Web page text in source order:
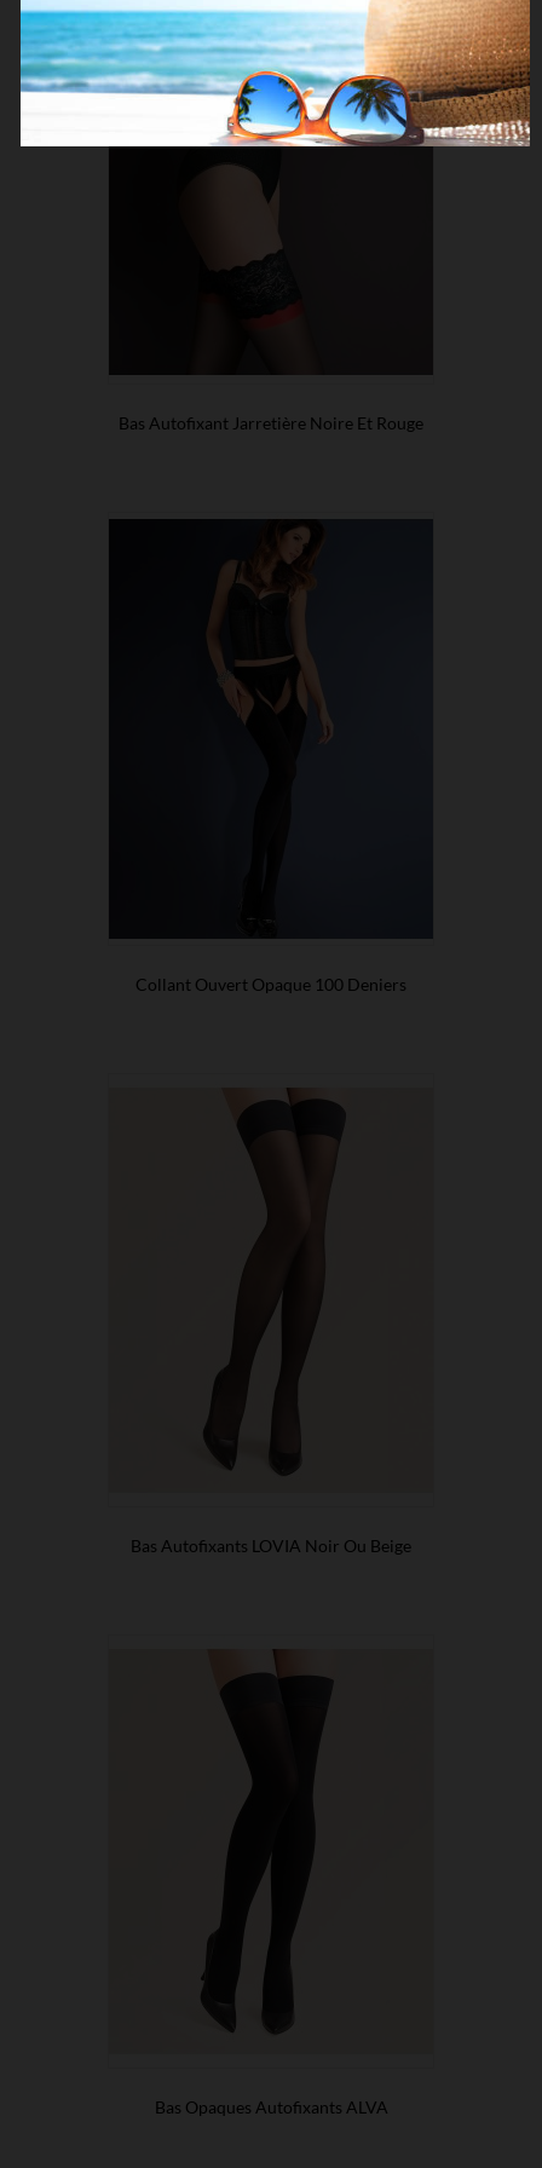
Bas Autofixant Jarretière Noire Et Rouge
Collant Ouvert Opaque 100 Deniers
Bas Autofixants LOVIA Noir Ou Beige
Bas Opaques Autofixants ALVA